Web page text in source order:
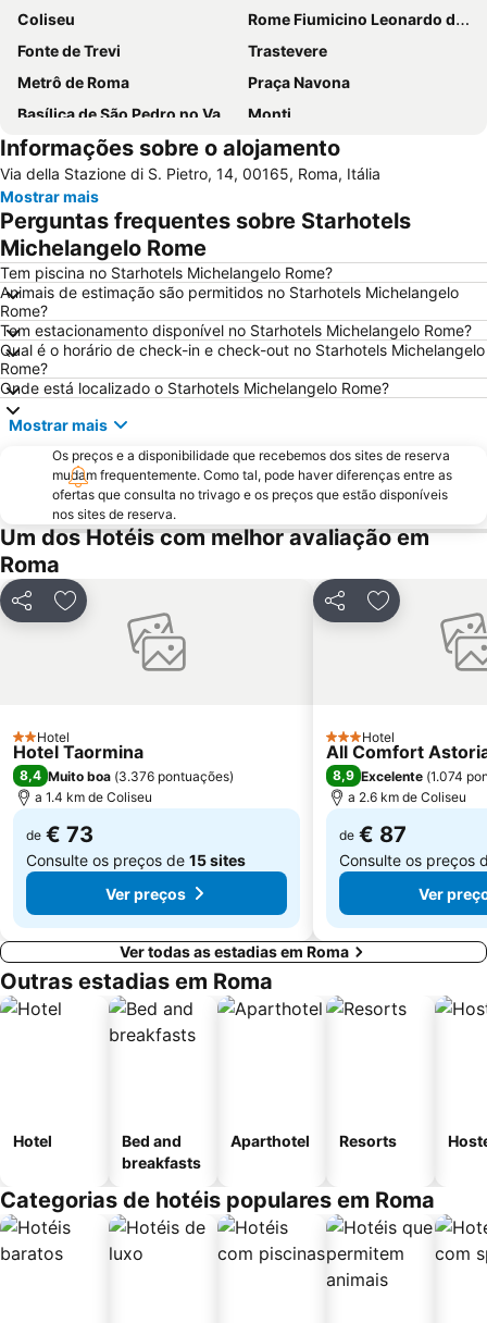
Coliseu
Rome Fiumicino Leonardo da Vinci International Airport
Fonte de Trevi
Trastevere
Metrô de Roma
Praça Navona
Basílica de São Pedro no Vaticano
Monti
Termini Metro Station
Praça de Espanha
Prati
Panteão
Basílica de Santa Maria Maggiore
Barberini - Fontana di Trevi Metro Station
International Airport Roma Ciampino
Trevi
Ostia
Lungotevere Castello & Vaticano
Museu Vaticano
Via del Corso
Termas de Caracala
Colosseo Metro Station
Estádio Olímpico de Roma
Parioli
La Santa Sede
Fiera di Roma
Via Nazionale
Praça do Popolo
Via Veneto Rome
Ostia Antica
Roma Ostiense Railway Station
Nomentano - San Lorenzo
Piazza Campo de' Fiori
Stazione Tiburtina
Piazza della Repubblica
Galleria Borghese
Palazzetto dello Sport
Via Aurelia - Roma
Santa Cecilia in Trastevere
Cassia Flaminia
Informações sobre o alojamento
Via della Stazione di S. Pietro, 14, 00165, Roma, Itália
Mostrar mais
Perguntas frequentes sobre Starhotels
Michelangelo Rome
Tem piscina no Starhotels Michelangelo Rome?
Animais de estimação são permitidos no Starhotels Michelangelo
Rome?
Tem estacionamento disponível no Starhotels Michelangelo Rome?
Qual é o horário de check-in e check-out no Starhotels Michelangelo
Rome?
Onde está localizado o Starhotels Michelangelo Rome?
Mostrar mais
Os preços e a disponibilidade que recebemos dos sites de reserva
mudam frequentemente. Como tal, pode haver diferenças entre as
ofertas que consulta no trivago e os preços que estão disponíveis
nos sites de reserva.
Um dos Hotéis com melhor avaliação em
Roma
PartilharAdicionar aos favoritos
2 Estrelas
Hotel
Hotel Taormina
8,4 Muito boa (3.376 pontuações)
a 1.4 km de Coliseu
de € 73
Consulte os preços de 15 sites
Ver preços
PartilharAdicionar
3 Estrelas
Hotel
All Comfort
8,9 Excelente (1.074
a 2.6 km de Coliseu
de € 87
Consulte os preços
Ver
Ver todas as estadias em Roma
Outras estadias em Roma
Hotel
Bed and
breakfasts
Aparthotel Resorts
Categorias de hotéis populares em Roma